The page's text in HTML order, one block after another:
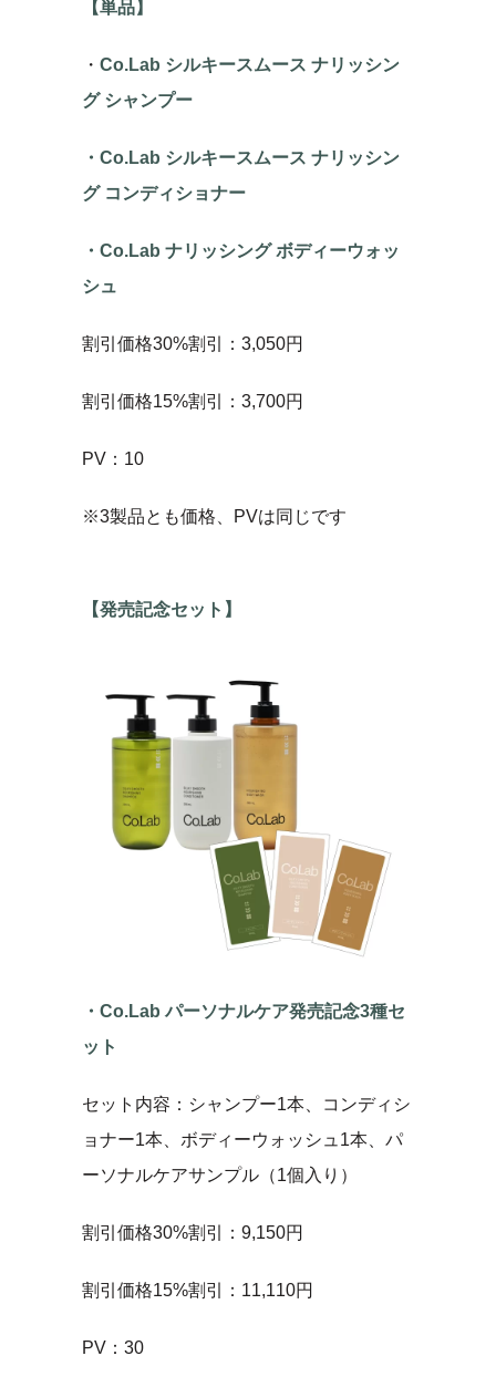
【単品】
・ Co.Lab シルキースムース ナリッシン
グ シャンプー
・Co.Lab シルキースムース ナリッシン
グ コンディショナー
・Co.Lab ナリッシング ボディーウォッ
シュ
割引価格30%割引：3,050円
割引価格15%割引：3,700円
PV：10
※3製品とも価格、PVは同じです
【発売記念セット】
・Co.Lab パーソナルケア発売記念3種セ
ット
セット内容：シャンプー1本、コンディシ
ョナー1本、ボディーウォッシュ1本、パ
ーソナルケアサンプル（1個入り）
割引価格30%割引：9,150円
割引価格15%割引：11,110円
PV：30